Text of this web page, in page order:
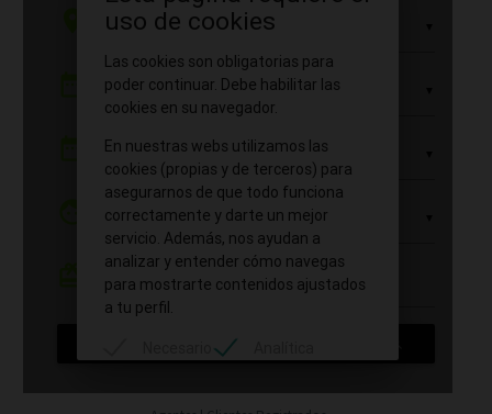
Te hace falta alquilar un
recomendamos que lo
hagas porque el disponer
de un automóvil te va a
permitir disfrutar de una
serie importante de
ventajas, entre las que
podemos destacar las
siguientes: Te va a
permitir moverte
ciudad e incluso descubrir